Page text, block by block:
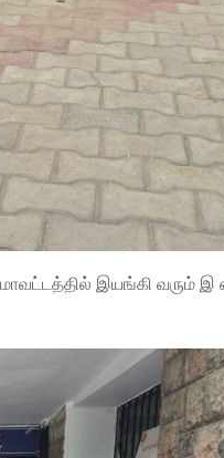
மாவட்டத்தில் இயங்கி